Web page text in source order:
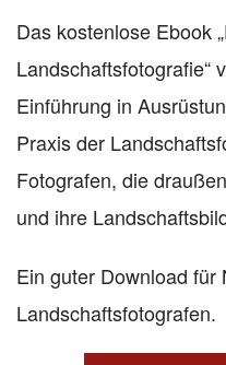
Das kostenlose Ebook
Landschaftsfotografie“
Einführung in
Praxis der
Fotografen, die
und ihre
Ein guter Download für
Landschaftsfotografen.